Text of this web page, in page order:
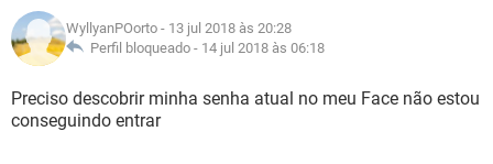
INSTAGRAM
GUIA DE COMPRAS
OUTLOOK EXCEL
INSTAGRAM
GUIA DE COMPRAS
JOGOS
CELULAR FACEBOOK
INSTAGRAM
GLOSSÁRIO
JOGOS
CELULAR FACEBOOK
WyllyanPOorto - 13 jul 2018 às 20:28
Perfil bloqueado - 14 jul 2018 às 06:18
Preciso descobrir minha senha atual no meu Face não estou
conseguindo entrar